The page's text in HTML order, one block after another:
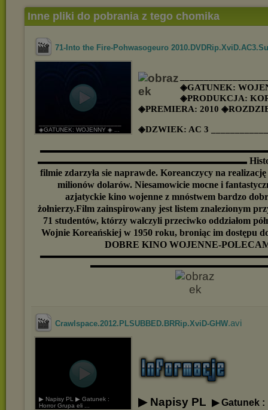
Inne pliki do pobrania z tego chomika
71-Into the Fire-Pohwasogeuro
◈GATUNEK: WOJENNY ◈ ...
◈GATUNEK:
◈PRODUKCJA:
◈PREMIERA: 2010
◈DZWIEK: AC 3
▬▬▬▬▬▬▬▬▬▬▬▬▬▬▬▬▬▬▬▬▬▬▬▬▬
filmie zdarzyła sie naprawde. Koreanczycy na
milionów dolarów. Niesamowicie mocne i
azjatyckie kino wojenne z mnóstwem bardzo
żołnierzy.Film zainspirowany jest listem znalezionym
71 studentów, którzy walczyli przeciwko oddziałom
Wojnie Koreańskiej w 1950 roku, broniąc im dostępu
DOBRE KINO WOJENNE-
Crawlspace.2012.PLSUBBED.BRRip.XviD-GHW.avi
▶ Napisy PL ▶ Gatunek :
Horror Grupa eli ...
▶ Napisy PL ▶ Gatunek :